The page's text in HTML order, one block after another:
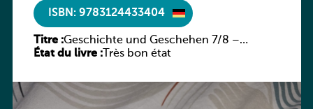
ISBN: 9783124433404
Titre :Geschichte und Geschehen 7/8 –
Rheinland-Pfalz
État du livre :Très bon état